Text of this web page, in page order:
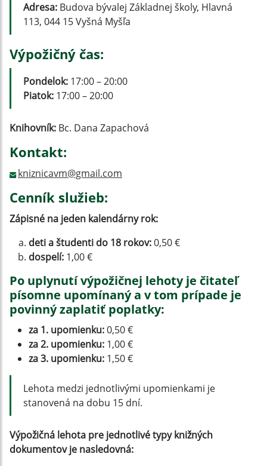
Adresa: Budova bývalej Základnej školy, Hlavná
113, 044 15 Vyšná Myšľa
Výpožičný čas:
Pondelok: 17:00 – 20:00
Piatok: 17:00 – 20:00
Knihovník: Bc. Dana Zapachová
Kontakt:
kniznicavm@gmail.com
Cenník služieb:
Zápisné na jeden kalendárny rok:
deti a študenti do 18 rokov:0,50 €
dospelí: 1,00 €
Po uplynutí výpožičnej lehoty je čitateľ
písomne upomínaný a v tom prípade je
povinný zaplatiť poplatky:
za 1. upomienku:0,50 €
za 2. upomienku: 1,00 €
za 3. upomienku: 1,50 €
Lehota medzi jednotlivými upomienkami je
stanovená na dobu 15 dní.
Výpožičná lehota pre jednotlivé typy knižných
dokumentov je nasledovná: